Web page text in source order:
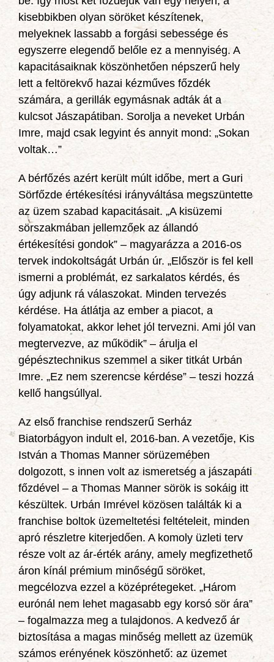
kisebbikben olyan söröket készítenek,
melyeknek lassabb a forgási sebessége és
egyszerre elegendő belőle ez a mennyiség. A
kapacitásaiknak köszönhetően népszerű hely
lett a feltörekvő hazai kézműves főzdék
számára, a gerillák egymásnak adták át a
kulcsot Jászapátiban. Sorolja a neveket Urbán
Imre, majd csak legyint és annyit mond: „Sokan
voltak…”
A bérfőzés azért került múlt időbe, mert a Guri
Sörfőzde értékesítési irányváltása megszüntette
az üzem szabad kapacitásait. „A kisüzemi
sörszakmában jellemzőek az állandó
értékesítési gondok” – magyarázza a 2016-os
tervek indokoltságát Urbán úr. „Először is fel kell
ismerni a problémát, ez sarkalatos kérdés, és
úgy adjunk rá válaszokat. Minden tervezés
kérdése. Ha átlátja az ember a piacot, a
folyamatokat, akkor lehet jól tervezni. Ami jól van
megtervezve, az működik” – árulja el
gépésztechnikus szemmel a siker titkát Urbán
Imre. „Ez nem szerencse kérdése” – teszi hozzá
kellő hangsúllyal.
Az első franchise rendszerű Serház
Biatorbágyon indult el, 2016-ban. A vezetője, Kis
István a Thomas Manner sörüzemében
dolgozott, s innen volt az ismeretség a jászapáti
főzdével – a Thomas Manner sörök is sokáig itt
készültek. Urbán Imrével közösen találták ki a
franchise boltok üzemeltetési feltételeit, minden
apró részletre kiterjedően. A komoly üzleti terv
része volt az ár-érték arány, amely megfizethető
áron kínál prémium minőségű söröket,
megcélozva ezzel a középrétegeket. „Három
eurónál nem lehet magasabb egy korsó sör ára”
– fogalmazza meg a tulajdonos. A kedvező ár
biztosítása a magas minőség mellett az üzemük
számos erényének köszönhető: az üzemet